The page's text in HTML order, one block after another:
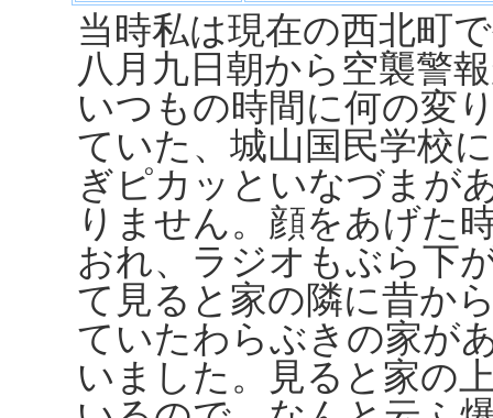
当時私は現在の西北町
八月九日朝から空襲警
いつもの時間に何の変
ていた、城山国民学校
ぎピカッといなづまが
りません。顔をあげた
おれ、ラジオもぶら下
て見ると家の隣に昔か
ていたわらぶきの家が
いました。見ると家の